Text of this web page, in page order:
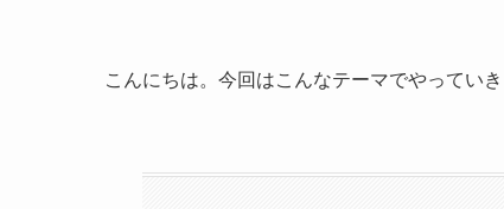
こんにちは。今回はこんなテーマでやっていき